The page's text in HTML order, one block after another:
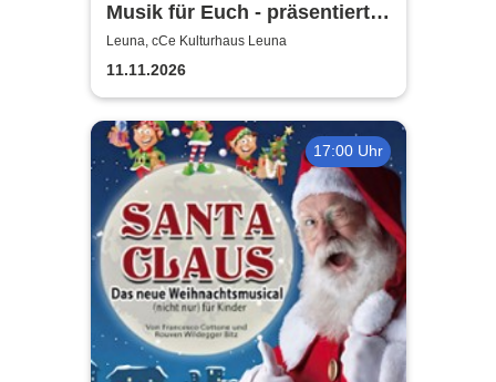
Musik für Euch - präsentiert
von Uta Bresan
Leuna, cCe Kulturhaus Leuna
11.11.2026
17:00 Uhr